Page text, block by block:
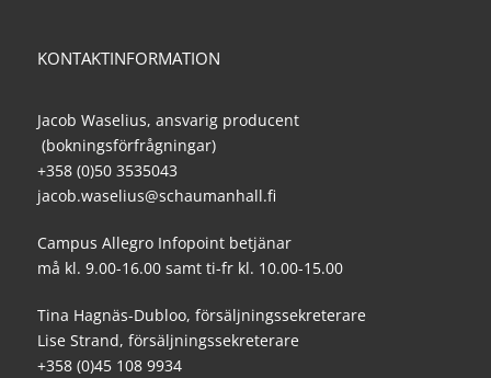
KONTAKTINFORMATION
Jacob Waselius, ansvarig producent
(bokningsförfrågningar)
+358 (0)50 3535043
jacob.waselius@schaumanhall.fi
Campus Allegro Infopoint betjänar
må kl. 9.00-16.00 samt ti-fr kl. 10.00-15.00
Tina Hagnäs-Dubloo, försäljningssekreterare
Lise Strand, försäljningssekreterare
+358 (0)45 108 9934